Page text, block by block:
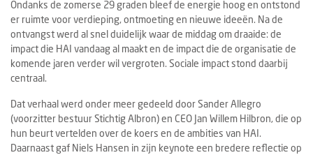
Ondanks de zomerse 29 graden bleef de energie hoog en ontstond
er ruimte voor verdieping, ontmoeting en nieuwe ideeën. Na de
ontvangst werd al snel duidelijk waar de middag om draaide: de
impact die HAI vandaag al maakt en de impact die de organisatie de
komende jaren verder wil vergroten. Sociale impact stond daarbij
centraal.
Dat verhaal werd onder meer gedeeld door Sander Allegro
(voorzitter bestuur Stichtig Albron) en CEO Jan Willem Hilbron, die op
hun beurt vertelden over de koers en de ambities van HAI.
Daarnaast gaf Niels Hansen in zijn keynote een bredere reflectie op